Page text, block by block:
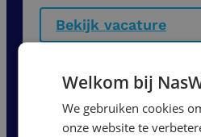
Bekijk vacature
Dagdienst
Welkom bij
We gebruiken cookies
onze website te